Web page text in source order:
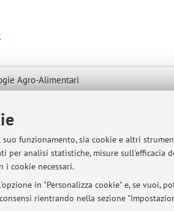
funzionamento, sia cookie e altri
per analisi statistiche, misure
i cookie necessari.
in "Personalizza cookie" e, se vuoi,
rientrando nella sezione
Agro-Alimentari
di Bologna - Via Zamboni, 33 - 40126